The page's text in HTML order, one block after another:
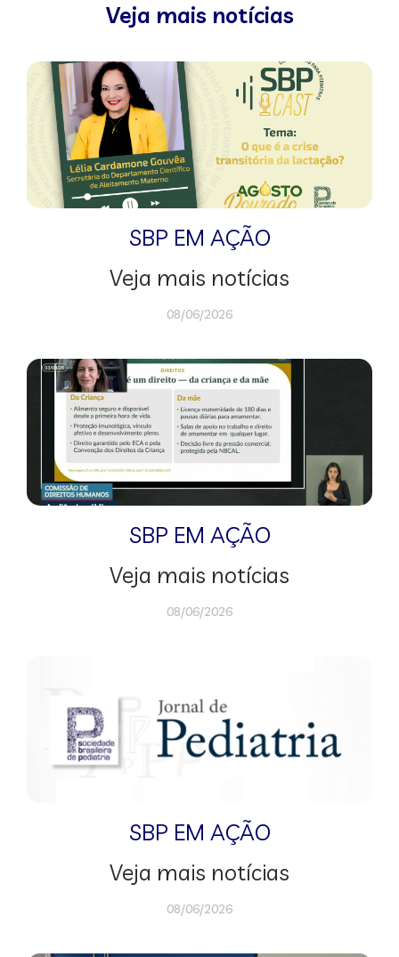
Veja mais notícias
SBP EM AÇÃO
Veja mais notícias
08/06/2026
SBP EM AÇÃO
Veja mais notícias
08/06/2026
SBP EM AÇÃO
Veja mais notícias
08/06/2026